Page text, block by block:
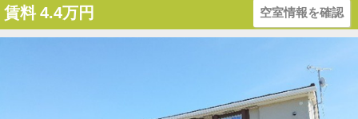
賃料 4.4万円 空室情報を確認